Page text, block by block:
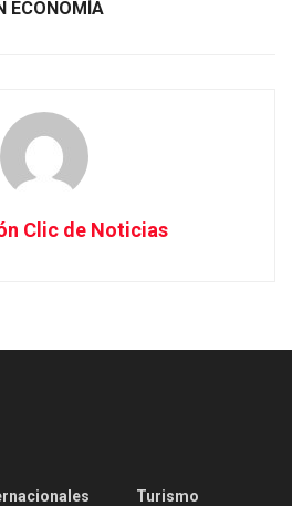
ECONOMÍA
Clic de Noticias
Turismo